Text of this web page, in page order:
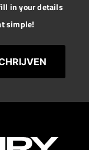
in your details
simple!